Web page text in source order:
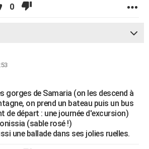
0
gorges de Samaria (on les descend à
on prend un bateau puis un bus
de départ : une journée d'excursion)
(sable rosé !)
une ballade dans ses jolies ruelles.